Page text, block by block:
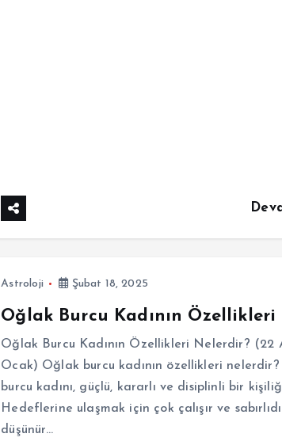
Astroloji Şubat 18, 2025
Oğlak Burcu Kadının
Oğlak Burcu Kadının Özellikleri Nelerdir? (22
Ocak) Oğlak burcu kadının özellikleri
burcu kadını, güçlü, kararlı ve disiplinli bir
Hedeflerine ulaşmak için çok çalışır ve
düşünür…